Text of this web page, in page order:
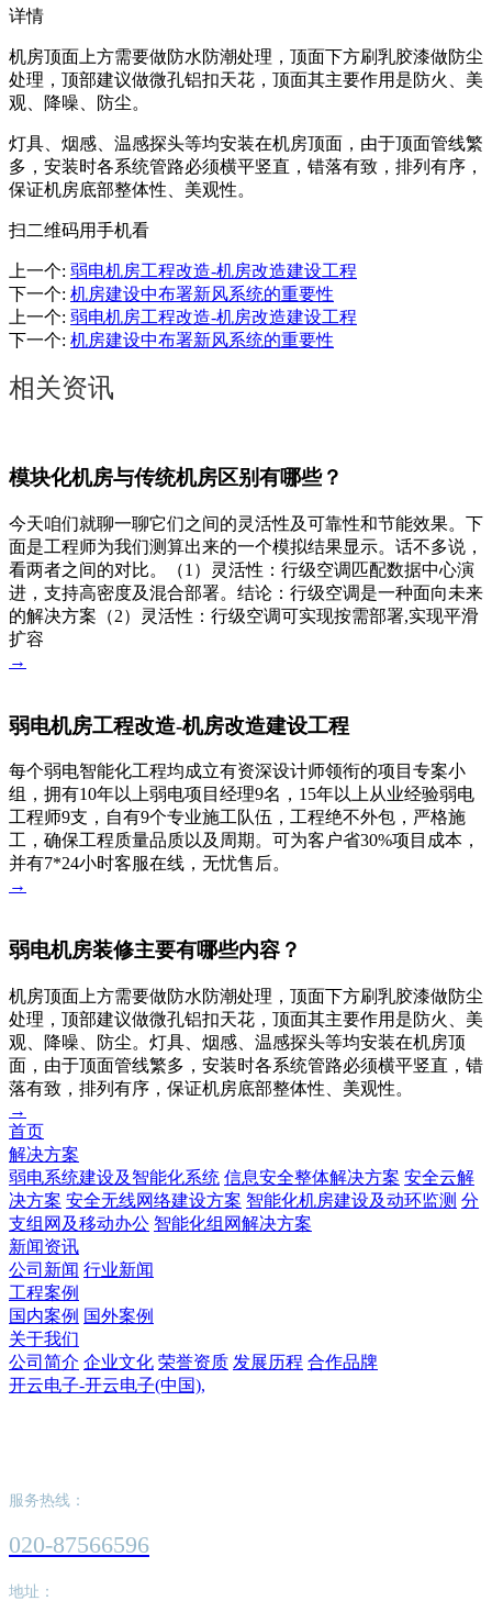
详情
机房顶面上方需要做防水防潮处理，顶面下方刷乳胶漆做防尘
处理，顶部建议做微孔铝扣天花，顶面其主要作用是防火、美
观、降噪、防尘。
灯具、烟感、温感探头等均安装在机房顶面，由于顶面管线繁
多，安装时各系统管路必须横平竖直，错落有致，排列有序，
保证机房底部整体性、美观性。
扫二维码用手机看
上一个: 弱电机房工程改造-机房改造建设工程
下一个: 机房建设中布署新风系统的重要性
上一个: 弱电机房工程改造-机房改造建设工程
下一个: 机房建设中布署新风系统的重要性
相关资讯
模块化机房与传统机房区别有哪些？
今天咱们就聊一聊它们之间的灵活性及可靠性和节能效果。下
面是工程师为我们测算出来的一个模拟结果显示。话不多说，
看两者之间的对比。（1）灵活性：行级空调匹配数据中心演
进，支持高密度及混合部署。结论：行级空调是一种面向未来
的解决方案（2）灵活性：行级空调可实现按需部署,实现平滑
扩容
→
弱电机房工程改造-机房改造建设工程
每个弱电智能化工程均成立有资深设计师领衔的项目专案小
组，拥有10年以上弱电项目经理9名，15年以上从业经验弱电
工程师9支，自有9个专业施工队伍，工程绝不外包，严格施
工，确保工程质量品质以及周期。可为客户省30%项目成本，
并有7*24小时客服在线，无忧售后。
→
弱电机房装修主要有哪些内容？
机房顶面上方需要做防水防潮处理，顶面下方刷乳胶漆做防尘
处理，顶部建议做微孔铝扣天花，顶面其主要作用是防火、美
观、降噪、防尘。灯具、烟感、温感探头等均安装在机房顶
面，由于顶面管线繁多，安装时各系统管路必须横平竖直，错
落有致，排列有序，保证机房底部整体性、美观性。
→
首页
解决方案
弱电系统建设及智能化系统 信息安全整体解决方案 安全云解
决方案 安全无线网络建设方案 智能化机房建设及动环监测 分
支组网及移动办公 智能化组网解决方案
新闻资讯
公司新闻 行业新闻
工程案例
国内案例 国外案例
关于我们
公司简介 企业文化 荣誉资质 发展历程 合作品牌
开云电子-开云电子(中国),
服务热线：
020-87566596
地址：